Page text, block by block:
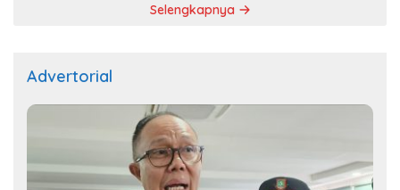
Selengkapnya
Advertorial